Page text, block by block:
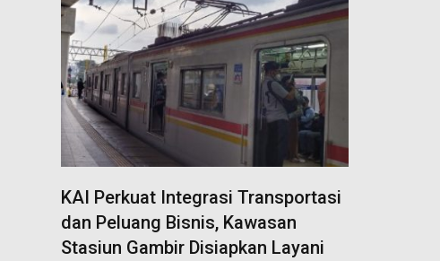
KAI Perkuat Integrasi Transportasi
dan Peluang Bisnis, Kawasan
Stasiun Gambir Disiapkan Layani